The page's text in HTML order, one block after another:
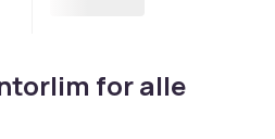
for alle